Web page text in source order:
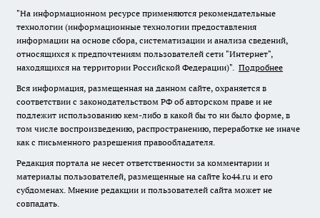
"На информационном ресурсе применяются рекомендательные
технологии (информационные технологии предоставления
информации на основе сбора, систематизации и анализа сведений,
относящихся к предпочтениям пользователей сети "Интернет",
находящихся на территории Российской Федерации)". Подробнее
Вся информация, размещенная на данном сайте, охраняется в
соответствии с законодательством РФ об авторском праве и не
подлежит использованию кем-либо в какой бы то ни было форме, в
том числе воспроизведению, распространению, переработке не иначе
как с письменного разрешения правообладателя.
Редакция портала не несет ответственности за комментарии и
материалы пользователей, размещенные на сайте ko44.ru и его
субдоменах. Мнение редакции и пользователей сайта может не
совпадать.